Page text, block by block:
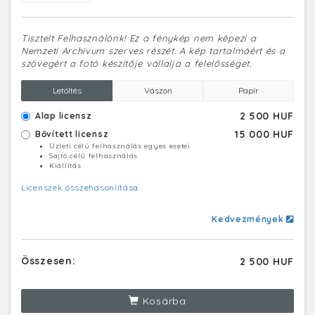
Tisztelt Felhasználónk! Ez a fénykép nem képezi a
Nemzeti Archívum szerves részét. A kép tartalmáért és a
szövegért a fotó készítője vállalja a felelősséget.
Letöltés Vászon Papír
Alap licensz 2 500 HUF
Bővített licensz 15 000 HUF
Üzleti célú felhasználás egyes esetei
Sajtó célú felhasználás
Kiállítás
Licenszek összehasonlítása
Kedvezmények
Összesen: 2 500 HUF
Kosárba